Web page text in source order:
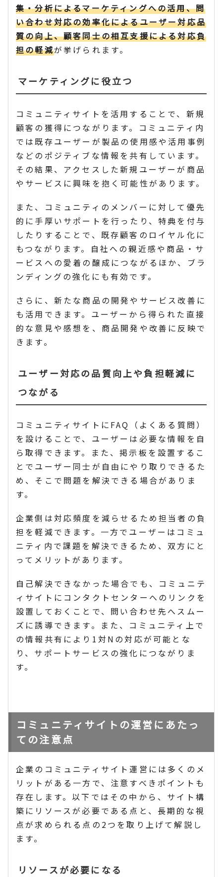
集・分析によるマーケティングへの活用、問
い合わせ対応の効率化によるユーザー対応品
質の向上、顧客同士の相互支援による対応負
担の軽減が挙げられます。
マーケティングに役立つ
コミュニティサイトを活用することで、新規
顧客の獲得につながります。コミュニティ内
では既存ユーザーが製品の使用感や活用事例
などのポジティブな情報を共有しています。
その結果、アクセスした新規ユーザーが商品
やサービスに興味を抱く可能性があります。
また、コミュニティのメンバーに対して優先
的に手厚いサポートを行ったり、特典を付与
したりすることで、既存顧客のロイヤル化に
もつながります。自社への親近感や商品・サ
ービスへの愛着の醸成につながるほか、ブラ
ンディングの強化にも有効です。
さらに、新たな商品の開発やサービス改善に
も活用できます。ユーザーから得られた直接
的な意見や感想を、商品開発や改善に反映で
きます。
ユーザー対応の品質向上や負担軽減に
つながる
コミュニティサイトにFAQ（よくある質問）
を設けることで、ユーザーは必要な情報を自
ら取得できます。また、掲示板を設置するこ
とでユーザー同士が自由にやり取りできるた
め、そこで問題を解決できる場合がありま
す。
企業側は対応頻度を減らせるため担当者の負
担を軽減できます。一方でユーザーはコミュ
ニティ内で課題を解決できるため、双方にと
ってメリットがあります。
自己解決できなかった場合でも、コミュニテ
ィサイトにコンタクトセンターへのリンクを
設置しておくことで、問い合わせ先へスムー
ズに誘導できます。また、コミュニティ上で
の情報共有により1対Nの対応が可能とな
り、サポートサービスの強化につながりま
す。
コミュニティサイトの運営にあたっ
ての注意点
企業のコミュニティサイト運営には多くのメ
リットがある一方で、注意すべきポイントも
存在します。以下ではその中から、サイト構
築にリソースが必要である点と、長期的な視
点が求められる点の2つを取り上げて解説し
ます。
リソースが必要になる